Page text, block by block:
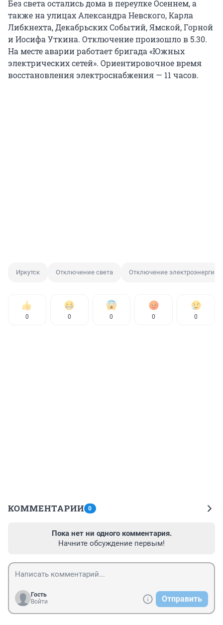
Без света остались дома в переулке Осеннем, а
также на улицах Александра Невского, Карла
Либкнехта, Декабрьских Событий, Ямской, Горной
и Иосифа Уткина. Отключение произошло в 5.30.
На месте аварии работает бригада «Южных
электрических сетей». Ориентировочное время
восстановления электроснабжения — 11 часов.
Иркутск Отключение света Отключение электроэнергии
0 0 0 0 0
КОММЕНТАРИИ 0
Пока нет ни одного комментария.
Начните обсуждение первым!
Гость
Войти
Отправить